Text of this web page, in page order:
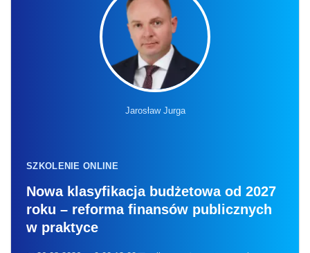
Jarosław Jurga
SZKOLENIE ONLINE
Nowa klasyfikacja budżetowa od 2027
roku – reforma finansów publicznych
w praktyce